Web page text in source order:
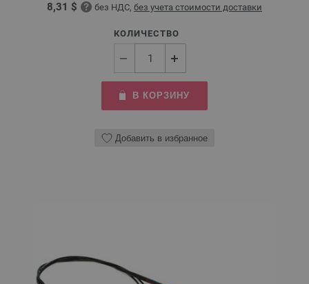
8,31 $ без НДС, без учета стоимости доставки
КОЛИЧЕСТВО
В КОРЗИНУ
Добавить в избранное